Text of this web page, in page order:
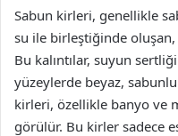
Sabun kirleri, genellikle
su ile birleştiğinde oluşan,
Bu kalıntılar, suyun
yüzeylerde beyaz,
kirleri, özellikle banyo ve
görülür. Bu kirler sadece